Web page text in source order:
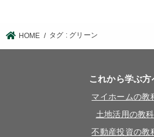
HOME タグ : グリーン
これから学ぶ方
マイホームの教
土地活用の教
不動産投資の教